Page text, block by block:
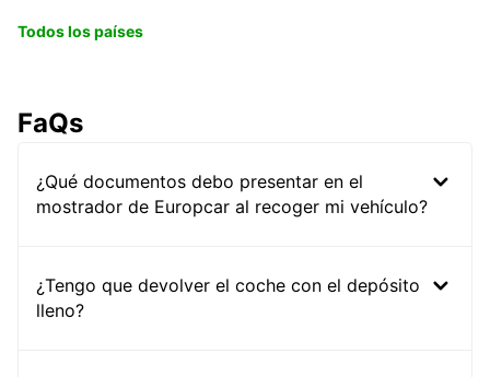
Todos los países
FaQs
¿Qué documentos debo presentar en el
mostrador de Europcar al recoger mi vehículo?
¿Tengo que devolver el coche con el depósito
lleno?